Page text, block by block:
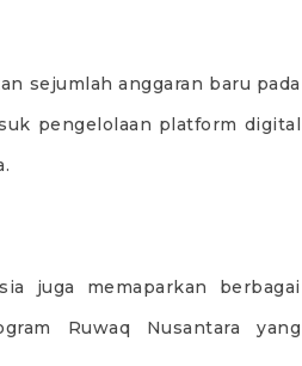
sejumlah anggaran baru pada
pengelolaan platform digital
juga memaparkan berbagai
Ruwaq Nusantara yang